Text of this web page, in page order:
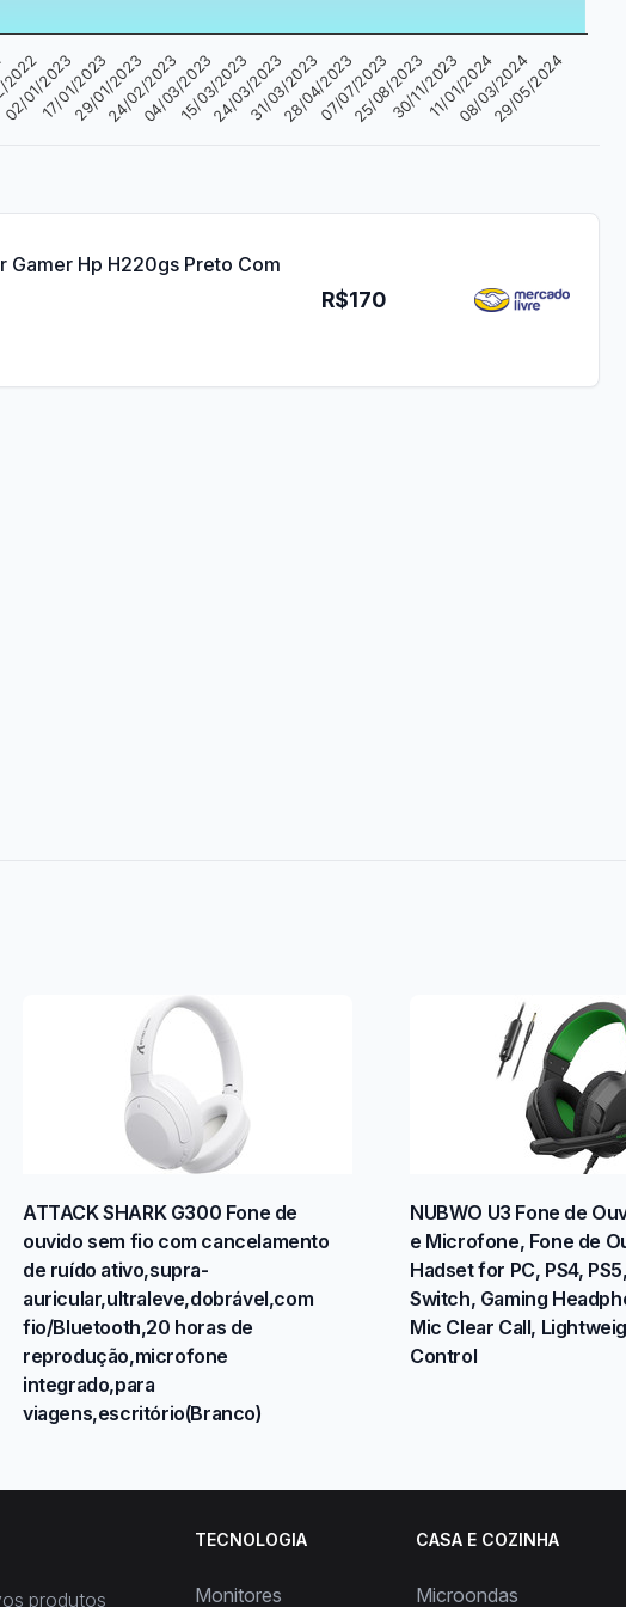
02/01/202317/01/2023
29/01/2023
24/02/2023
04/03/202315/03/2023
24/03/202331/03/2023
28/04/202307/07/2023
25/08/202330/11/202311/01/2024
08/03/2024
29/05/2024
R$170
Gamer Hp H220gs Preto Com
ATTACK SHARK G300 Fone de
ouvido sem fio com cancelamento
de ruído ativo,supra-
auricular,ultraleve,dobrável,com
fio/Bluetooth,20 horas de
reprodução,microfone
integrado,para
viagens,escritório(Branco)
NUBWO U3 Fone de
e Microfone, Fone de
Hadset for PC, PS4,
Switch, Gaming
Mic Clear Call,
Control
produtos
TECNOLOGIA
Monitores
CASA E COZINHA
Microondas